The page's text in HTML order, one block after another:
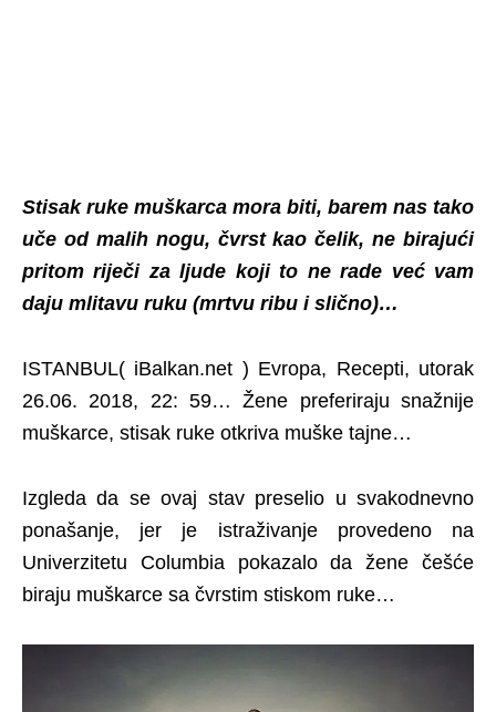
Stisak ruke muškarca mora biti, barem nas tako
uče od malih nogu, čvrst kao čelik, ne birajući
pritom riječi za ljude koji to ne rade već vam
daju mlitavu ruku (mrtvu ribu i slično)…
ISTANBUL( iBalkan.net ) Evropa, Recepti, utorak
26.06. 2018, 22: 59… Žene preferiraju snažnije
muškarce, stisak ruke otkriva muške tajne…
Izgleda da se ovaj stav preselio u svakodnevno
ponašanje, jer je istraživanje provedeno na
Univerzitetu Columbia pokazalo da žene češće
biraju muškarce sa čvrstim stiskom ruke…